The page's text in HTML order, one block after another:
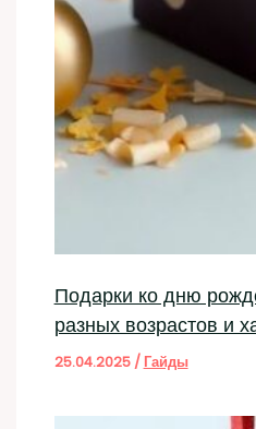
Подарки ко дню
разных возрастов и
25.04.2025 / Гайды